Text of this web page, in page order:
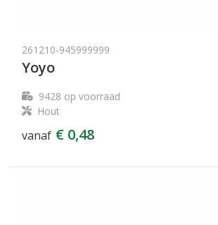
261210-945999999
Yoyo
9428 op voorraad
Hout
vanaf € 0,48